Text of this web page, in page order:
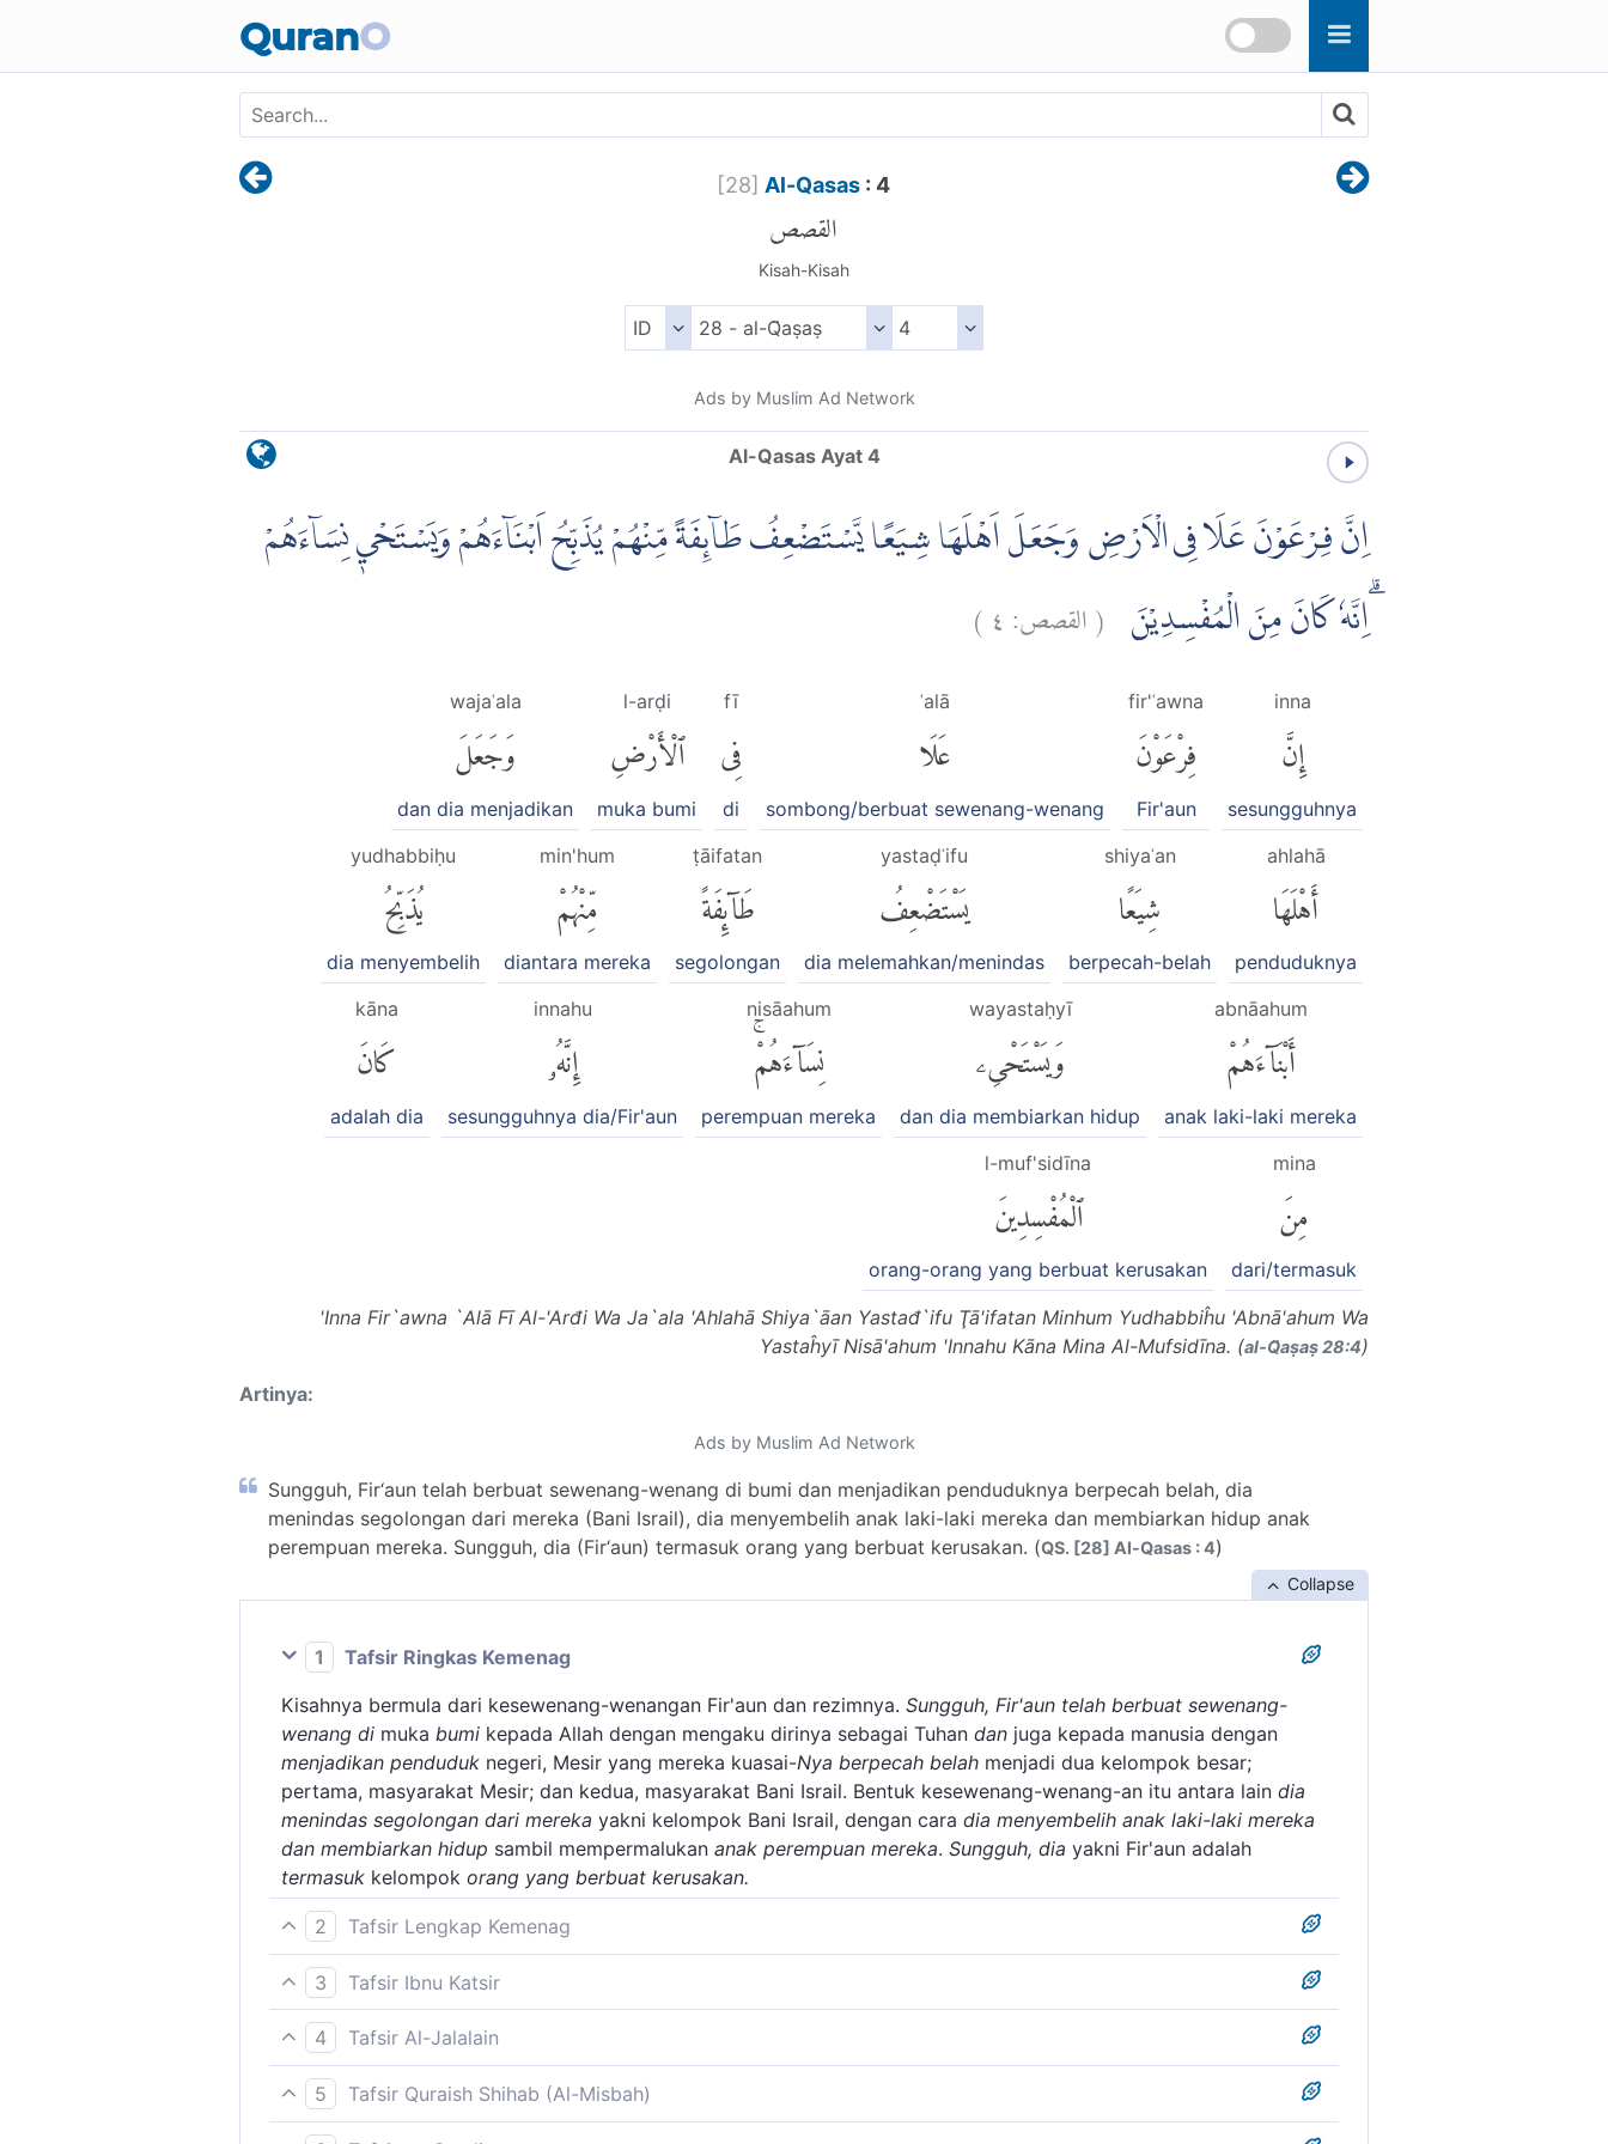
QuranO
[28] Al-Qasas : 4
القصص
Kisah-Kisah
Ads by Muslim Ad Network
Al-Qasas Ayat 4
اِنَّ فِرْعَوْنَ عَلَا فِى الْاَرْضِ وَجَعَلَ اَهْلَهَا شِيَعًا يَّسْتَضْعِفُ طَاۤىِٕفَةً مِّنْهُمْ يُذَبِّحُ اَبْنَاۤءَهُمْ وَيَسْتَحْيٖ نِسَاۤءَهُمْ
ۗاِنَّهٗ كَانَ مِنَ الْمُفْسِدِيْنَ (القصص: ٤)
inna
إِنَّ
sesungguhnya
fir'ʿawna
فِرْعَوْنَ
Fir'aun
ʿalā
عَلَا
sombong/berbuat sewenang-wenang
fī
فِى
di
l-arḍi
ٱلْأَرْضِ
muka bumi
wajaʿala
وَجَعَلَ
dan dia menjadikan
ahlahā
أَهْلَهَا
penduduknya
shiyaʿan
شِيَعًا
berpecah-belah
yastaḍʿifu
يَسْتَضْعِفُ
dia melemahkan/menindas
ṭāifatan
طَآئِفَةً
segolongan
min'hum
مِّنْهُمْ
diantara mereka
yudhabbiḥu
يُذَبِّحُ
dia menyembelih
abnāahum
أَبْنَآءَهُمْ
anak laki-laki mereka
wayastaḥyī
وَيَسْتَحْىِۦ
dan dia membiarkan hidup
nisāahum
نِسَآءَهُمْۚ
perempuan mereka
innahu
إِنَّهُۥ
sesungguhnya dia/Fir'aun
kāna
كَانَ
adalah dia
mina
مِنَ
dari/termasuk
l-muf'sidīna
ٱلْمُفْسِدِينَ
orang-orang yang berbuat kerusakan
'Inna Fir`awna `Alā Fī Al-'Arđi Wa Ja`ala 'Ahlahā Shiya`āan Yastađ`ifu Ţā'ifatan Minhum Yudhabbiĥu 'Abnā'ahum Wa
Yastaĥyī Nisā'ahum 'Innahu Kāna Mina Al-Mufsidīna. (al-Q̈aṣaṣ 28:4)
Artinya:
Ads by Muslim Ad Network
Sungguh, Fir‘aun telah berbuat sewenang-wenang di bumi dan menjadikan penduduknya berpecah belah, dia
menindas segolongan dari mereka (Bani Israil), dia menyembelih anak laki-laki mereka dan membiarkan hidup anak
perempuan mereka. Sungguh, dia (Fir‘aun) termasuk orang yang berbuat kerusakan. (QS. [28] Al-Qasas : 4)
Collapse
1
Tafsir Ringkas Kemenag
Kisahnya bermula dari kesewenang-wenangan Fir'aun dan rezimnya. Sungguh, Fir'aun telah berbuat sewenang-
wenang di muka bumi kepada Allah dengan mengaku dirinya sebagai Tuhan dan juga kepada manusia dengan
menjadikan penduduk negeri, Mesir yang mereka kuasai-Nya berpecah belah menjadi dua kelompok besar;
pertama, masyarakat Mesir; dan kedua, masyarakat Bani Israil. Bentuk kesewenang-wenang-an itu antara lain dia
menindas segolongan dari mereka yakni kelompok Bani Israil, dengan cara dia menyembelih anak laki-laki mereka
dan membiarkan hidup sambil mempermalukan anak perempuan mereka. Sungguh, dia yakni Fir'aun adalah
termasuk kelompok orang yang berbuat kerusakan.
2
Tafsir Lengkap Kemenag
Pada ayat ini, Allah menerangkan kisah Fir'aun yang berkuasa mutlak di negeri Mesir. Tidak ada satu kekuasaan
pun yang lebih tinggi dari kekuasaannya. Apa saja yang disukai dan dikehendakinya harus terlaksana. Semua
rakyat tunduk dan patuh di bawah perintahnya sampai dia mengangkat dirinya menjadi tuhan.
Dengan kekuasaan mutlak itu, ia dapat melakukan kezaliman dan penganiayaan dengan sewenang-wenang.
Pemerintahannya bukan berdasar keadilan dan akhlak yang mulia, tetapi berdasarkan kemauan dan keinginan
semata. Politik yang dijalankannya adalah memecah belah kaumnya menjadi beberapa golongan. Kemudian ia
3
Tafsir Ibnu Katsir
Selanjutnya disebutkan oleh firman-Nya:
Sesungguhnya Fir'aun telah berbuat sewenang-wenang di muka bumi. (Al Qashash:4)
4
Tafsir Al-Jalalain
(Sesungguhnya Firaun telah berbuat sewenang-wenang) yaitu berbuat zalim (di muka bumi) di negeri Mesir (dan
menjadikan penduduknya berpecah-belah) maksudnya terpecah-pecah, semuanya berkhidmat kepada dirinya
5
Tafsir Quraish Shihab (Al-Misbah)